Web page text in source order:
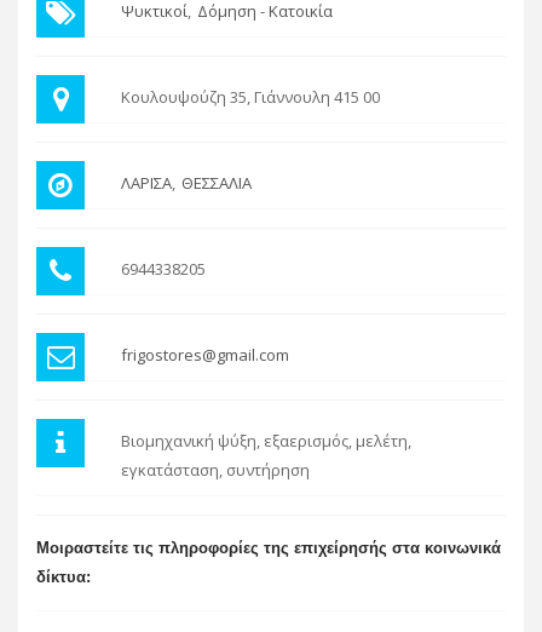
Ψυκτικοί Δόμηση - Κατοικία
Κουλουψούζη 35, Γιάννουλη 415 00
ΛΑΡΙΣΑ ΘΕΣΣΑΛΙΑ
6944338205
frigostores@gmail.com
Βιομηχανική ψύξη, εξαερισμός, μελέτη,
εγκατάσταση, συντήρηση
Μοιραστείτε τις πληροφορίες της επιχείρησής στα κοινωνικά
δίκτυα: